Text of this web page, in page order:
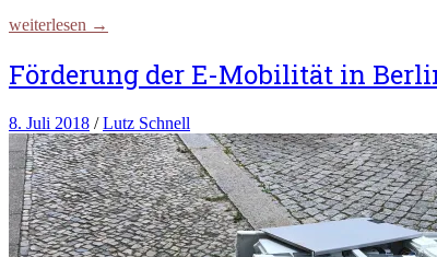
weiterlesen →
Förderung der E-Mobilität in
8. Juli 2018 /Lutz Schnell